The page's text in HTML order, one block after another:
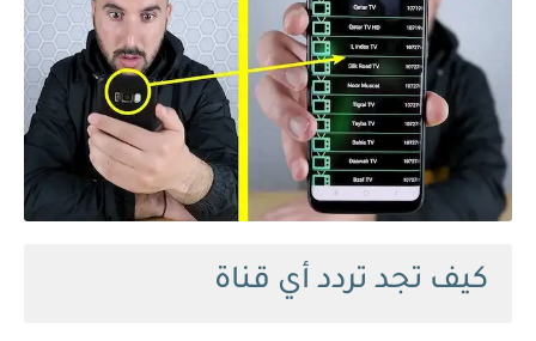
كيف تجد تردد أي قناة